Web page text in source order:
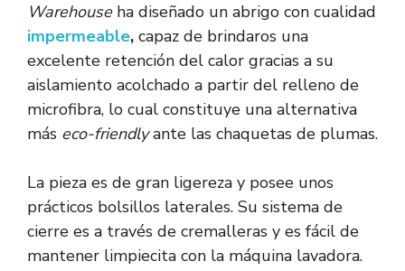
Warehouseha diseñado un abrigo con cualidad
impermeable, capaz de brindaros una
excelente retención del calor gracias a su
aislamiento acolchado a partir del relleno de
microfibra, lo cual constituye una alternativa
más eco-friendlyante las chaquetas de plumas.
La pieza es de gran ligereza y posee unos
prácticos bolsillos laterales. Su sistema de
cierre es a través de cremalleras y es fácil de
mantener limpiecita con la máquina lavadora.